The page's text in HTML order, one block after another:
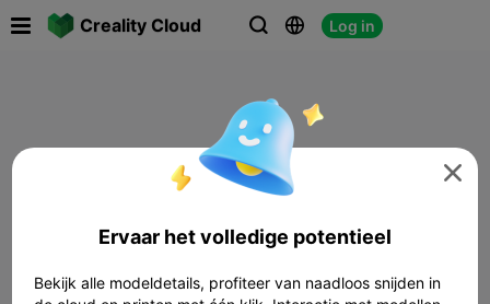
Creality Cloud   Log in

Ervaar het volledige potentieel
Bekijk alle modeldetails, profiteer van naadloos snijden in